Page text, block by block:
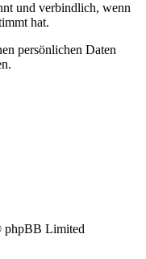
und verbindlich, wenn
hat.
persönlichen Daten
phpBB Limited